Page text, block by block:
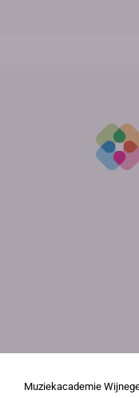
Muziekacademie